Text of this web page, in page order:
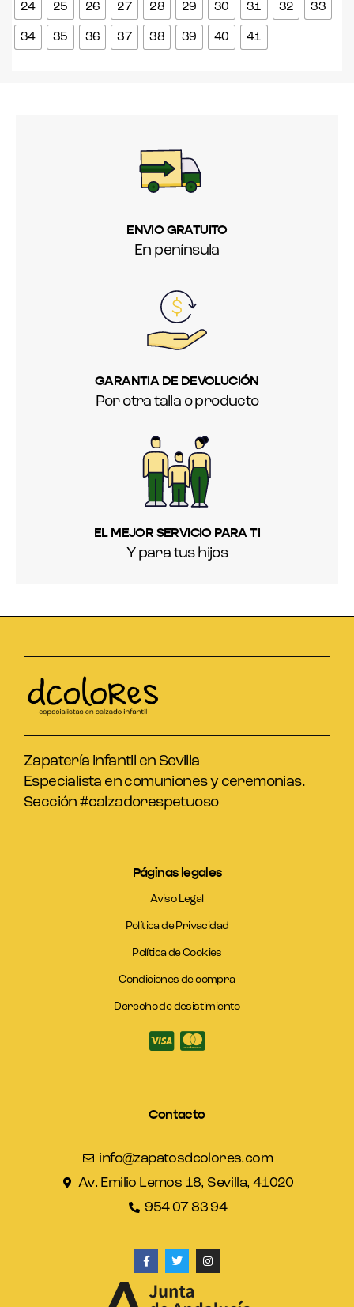
24 25 26 27 28 29 30 31 32 33
34 35 36 37 38 39 40 41
ENVIO GRATUITO
En península
GARANTIA DE DEVOLUCIÓN
Por otra talla o producto
EL MEJOR SERVICIO PARA TI
Y para tus hijos
Zapatería infantil en Sevilla
Especialista en comuniones y ceremonias.
Sección #calzadorespetuoso
Páginas legales
Aviso Legal
Política de Privacidad
Política de Cookies
Condiciones de compra
Derecho de desistimiento
Contacto
info@zapatosdcolores.com
Av. Emilio Lemos 18, Sevilla, 41020
954 07 83 94